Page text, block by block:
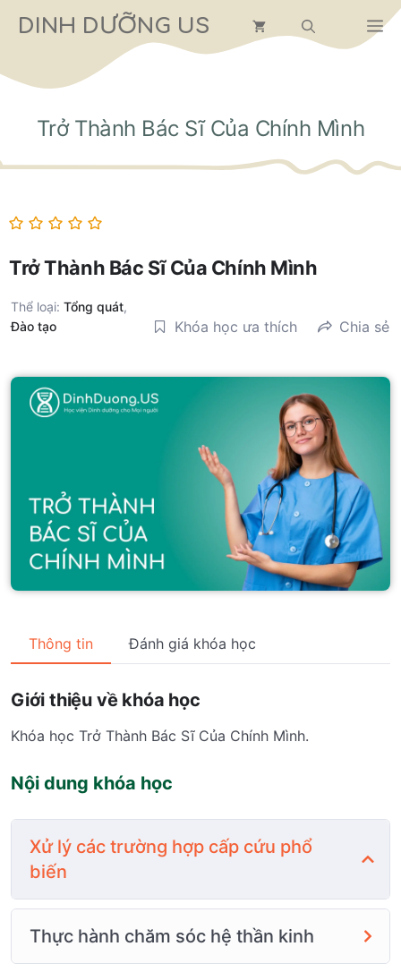
đến
dung
DINH DƯỠNG US
Trở Thành Bác Sĩ Của Chính Mình
Trở Thành Bác Sĩ Của Chính Mình
Thể loại: Tổng quát,
Đào tạo
Khóa học ưa thích Chia sẻ
Thông tin Đánh giá khóa học
Giới thiệu về khóa học
Khóa học Trở Thành Bác Sĩ Của Chính Mình.
Nội dung khóa học
Xử lý các trường hợp cấp cứu phổ
biến
Thực hành chăm sóc hệ thần kinh